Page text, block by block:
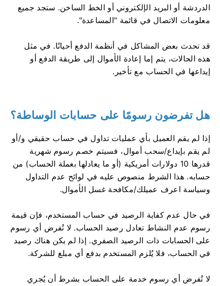
الدردشة أو البريد الإلكتروني أو الخط الساخن. ستجد جميع
معلومات الاتصال في قائمة "المساعدة".
قد تحدث بعض المشاكل في أنظمة الدفع أحيانًا. في مثل
هذه الحالات، يتم إما إعادة الأموال إلى طريقة الدفع أو
إيداعها في الحساب مع تأخير.
هل تفرضون رسومًا على حسابات الوساطة؟
إذا لم يقم العميل بأي عمليات تداول في حساب حقيقي و/أو
لم يقم بإيداع/سحب أموال، فسيتم خصم رسوم شهرية
قدرها 10 دولارات أمريكية (أو ما يعادلها بعملة الحساب) من
حسابه. هذا الشرط منصوص عليه في لوائح عدم التداول
وسياسة اعرف عميلك/مكافحة غسل الأموال.
في حال عدم كفاية الرصيد في حساب المستخدم، فإن قيمة
رسوم عدم النشاط تعادل رصيد الحساب. لا تُفرض أي رسوم
على الحسابات ذات الرصيد الصفري. إذا لم يكن هناك رصيد
في الحساب، فلا يُلزم المستخدم بدفع أي مبلغ للشركة.
لا تُفرض أي رسوم خدمة على الحساب بشرط أن يُجري